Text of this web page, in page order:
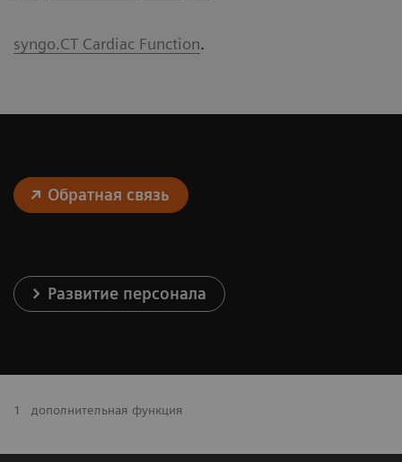
syngo.CT Cardiac Function.
Обратная связь
Развитие персонала
1 дополнительная функция